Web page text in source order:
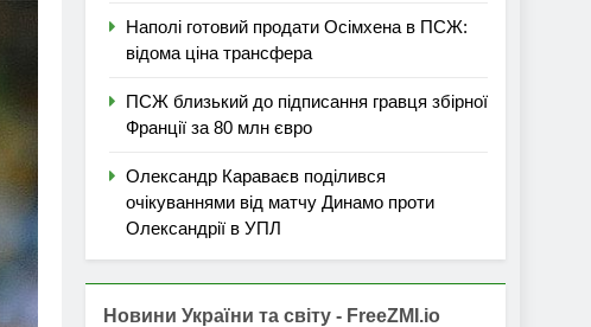
Наполі готовий продати Осімхена в ПСЖ:
відома ціна трансфера
ПСЖ близький до підписання гравця збірної
Франції за 80 млн євро
Олександр Караваєв поділився
очікуваннями від матчу Динамо проти
Олександрії в УПЛ
Новини України та світу - FreeZMI.io